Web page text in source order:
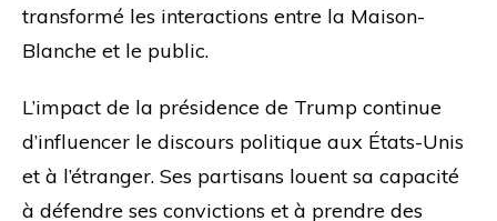
transformé les interactions entre la Maison-
Blanche et le public.
L’impact de la présidence de Trump continue
d’influencer le discours politique aux États-Unis
et à l’étranger. Ses partisans louent sa capacité
à défendre ses convictions et à prendre des